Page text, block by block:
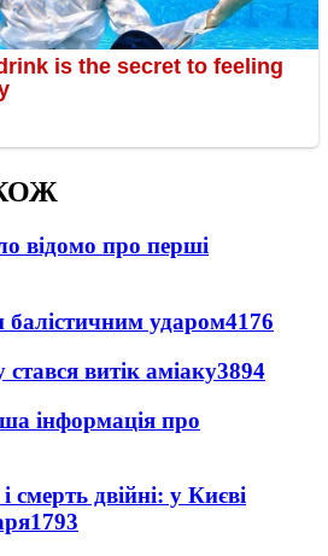
відомо про перші
балістичним ударом4176
витік аміаку3894
інформація про
смерть двійні: у Києві
1793